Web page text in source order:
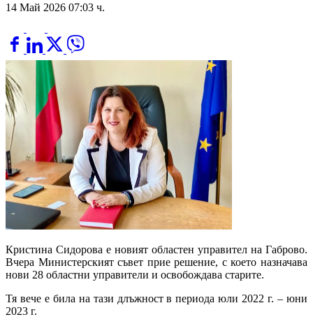
14 Май 2026 07:03 ч.
Кристина Сидорова е новият областен управител на Габрово.
Вчера Министерският съвет прие решение, с което назначава
нови 28 областни управители и освобождава старите.
Тя вече е била на тази длъжност в периода юли 2022 г. – юни
2023 г.